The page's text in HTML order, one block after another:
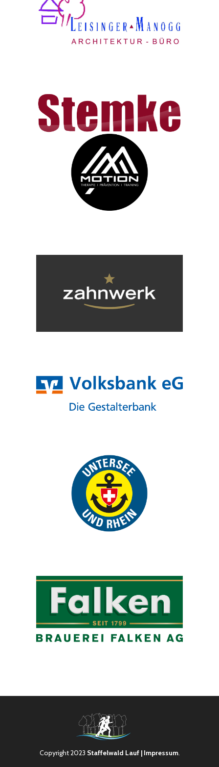
Copyright 2023 Staffelwald Lauf| Impressum.